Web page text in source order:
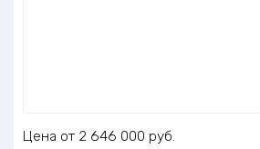
Цена 2 646 000 руб.